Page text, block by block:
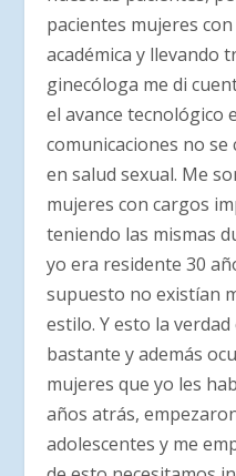
pacientes mujeres
académica y llevando
ginecóloga me di
el avance tecnológico
comunicaciones no
en salud sexual. Me
mujeres con cargos
teniendo las mismas
yo era residente 30
supuesto no existían
estilo. Y esto la
bastante y además
mujeres que yo les
años atrás,
adolescentes y me